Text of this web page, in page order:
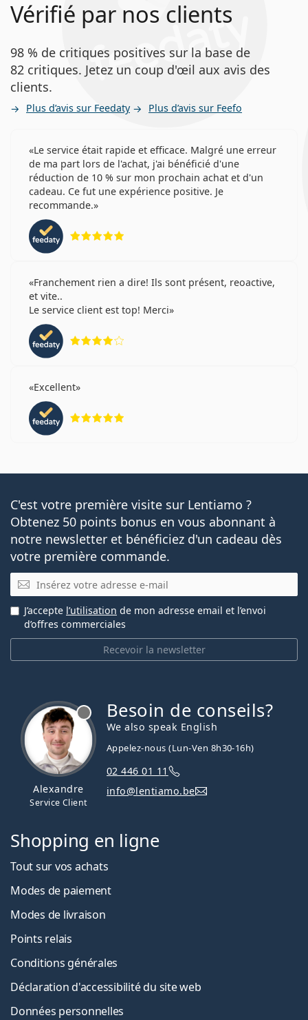
Lentilles de contact
Vérifié par nos clients
98 % de critiques positives sur la base de
82 critiques. Jetez un coup d'œil aux avis des
clients.
Plus d’avis sur Feedaty Plus d’avis sur Feefo
Le service était rapide et efficace. Malgré une erreur
de ma part lors de l'achat, j'ai bénéficié d'une
réduction de 10 % sur mon prochain achat et d'un
cadeau. Ce fut une expérience positive. Je
recommande.
Franchement rien a dire! Ils sont présent, reoactive,
et vite..
Le service client est top! Merci
Excellent
C'est votre première visite sur Lentiamo ?
Obtenez 50 points bonus en vous abonnant à
notre newsletter et bénéficiez d'un cadeau dès
votre première commande.
E-mail
Recevoir la newsletter
J’accepte l’utilisation de mon adresse email et l’envoi
d’offres commerciales
Alexandre
Service Client
Besoin de conseils?
We also speak English
Appelez-nous (Lun-Ven 8h30-16h)
02 446 01 11
info@lentiamo.be
Shopping en ligne
Tout sur vos achats
Modes de paiement
Modes de livraison
Points relais
Conditions générales
Déclaration d'accessibilité du site web
Données personnelles